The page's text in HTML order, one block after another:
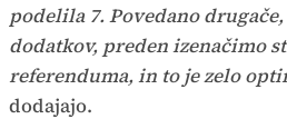
podelila 7. Povedano
dodatkov, preden izenačimo
referenduma, in to je zelo
dodajajo.